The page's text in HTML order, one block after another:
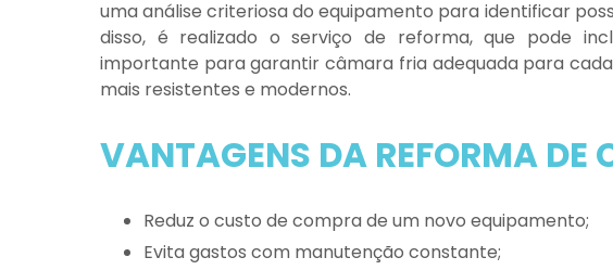
uma análise criteriosa do equipamento para identificar
disso, é realizado o serviço de reforma, que pode
importante para garantir câmara fria adequada para
mais resistentes e modernos.
VANTAGENS DA REFORMA DE
Reduz o custo de compra de um novo equipamento;
Evita gastos com manutenção constante;